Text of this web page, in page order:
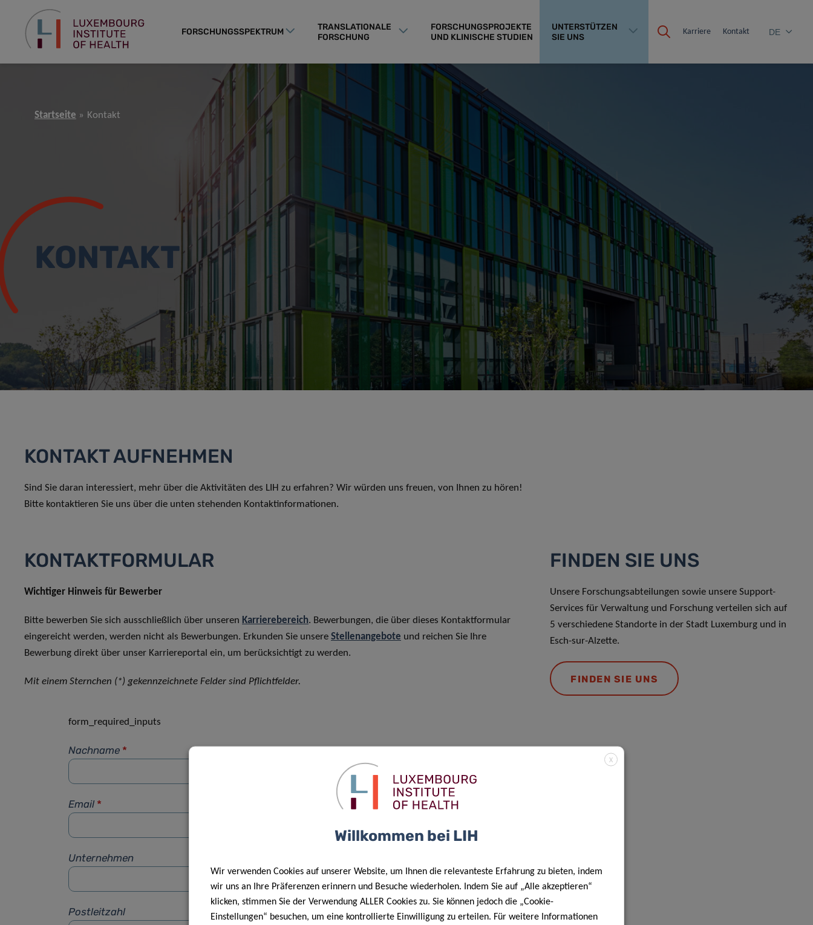
FORSCHUNGSSPEKTRUM
TRANSLATIONALE
FORSCHUNG
FORSCHUNGSPROJEKTE
UND KLINISCHE STUDIEN
UNTERSTÜTZEN
SIE UNS
Karriere Kontakt DE
Startseite Kontakt
KONTAKT
KONTAKT AUFNEHMEN
Sind Sie daran interessiert, mehr über die Aktivitäten des LIH zu erfahren? Wir würden uns freuen, von Ihnen zu hören!
Bitte kontaktieren Sie uns über die unten stehenden Kontaktinformationen.
KONTAKTFORMULAR
Wichtiger Hinweis für Bewerber
Bitte bewerben Sie sich ausschließlich über unseren Karrierebereich. Bewerbungen, die über dieses Kontaktformular
eingereicht werden, werden nicht als Bewerbungen. Erkunden Sie unsere Stellenangebote und reichen Sie Ihre
Bewerbung direkt über unser Karriereportal ein, um berücksichtigt zu werden.
Mit einem Sternchen (*) gekennzeichnete Felder sind Pflichtfelder.
form_required_inputs
Nachname * Vorname*
Email *
Unternehmen
Postleitzahl Straße
FINDEN SIE UNS
Unsere Forschungsabteilungen sowie unsere Support-
Services für Verwaltung und Forschung verteilen sich auf
5 verschiedene Standorte in der Stadt Luxemburg und in
Esch-sur-Alzette.
FINDEN SIE UNS
X
Willkommen bei LIH
Wir verwenden Cookies auf unserer Website, um Ihnen die relevanteste Erfahrung zu bieten, indem
wir uns an Ihre Präferenzen erinnern und Besuche wiederholen. Indem Sie auf „Alle akzeptieren“
klicken, stimmen Sie der Verwendung ALLER Cookies zu. Sie können jedoch die „Cookie-
Einstellungen“ besuchen, um eine kontrollierte Einwilligung zu erteilen. Für weitere Informationen